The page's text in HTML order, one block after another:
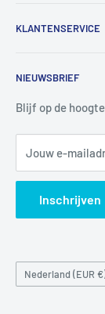
Utrechtlaan 9
Tel:+31 6 345 30
Mail:
KLANTENSERVICE
Informatie
Privacybeleid
Retour /
Verzendbeleid
Search
NIEUWSBRIEF
Blijf op de
Jouw e-
Inschrijven
Land/regio
Nederland (EUR